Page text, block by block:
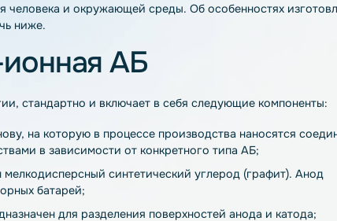
источника питания как для электронных
на электроскутерах, квадроциклах,
кислотных аналогов, используются менее
для человека и окружающей среды. Об
речь ниже.
ионная АБ